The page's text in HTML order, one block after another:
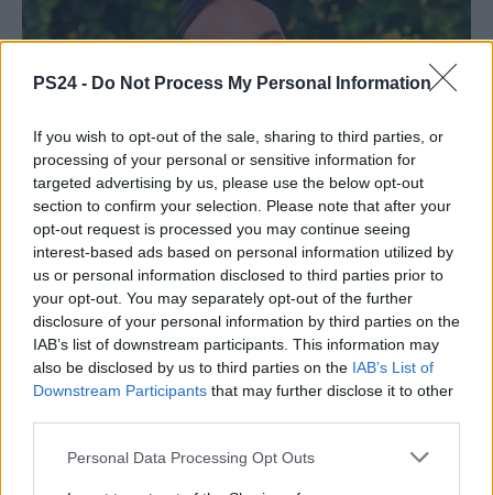
PS24 - Do Not Process My Personal Information
If you wish to opt-out of the sale, sharing to third parties, or
processing of your personal or sensitive information for
targeted advertising by us, please use the below opt-out
section to confirm your selection. Please note that after your
opt-out request is processed you may continue seeing
interest-based ads based on personal information utilized by
us or personal information disclosed to third parties prior to
your opt-out. You may separately opt-out of the further
disclosure of your personal information by third parties on the
IAB’s list of downstream participants. This information may
also be disclosed by us to third parties on the IAB’s List of
Downstream Participants that may further disclose it to other
Personal Data Processing Opt Outs